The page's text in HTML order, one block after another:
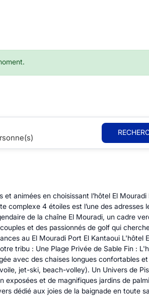
animées en choisissant l’hôtel El Mouradi
complexe 4 étoiles est l’une des adresses
de la chaîne El Mouradi, un cadre
et des passionnés de golf qui
au El Mouradi Port El Kantaoui L'hôtel
tribu : Une Plage Privée de Sable Fin :
avec des chaises longues confortables
jet-ski, beach-volley). Un Univers de
et de magnifiques jardins de
dédié aux joies de la baignade en toute